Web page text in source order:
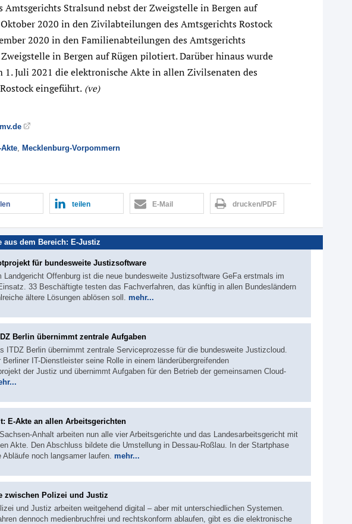
Stralsund nebst der Zweigstelle in Bergen auf
2020 in den Zivilabteilungen des Amtsgerichts Rostock
2020 in den Familienabteilungen des Amtsgerichts
in Bergen auf Rügen pilotiert. Darüber hinaus wurde
Juli 2021 die elektronische Akte in allen Zivilsenaten des
eingeführt. (ve)
Akte Mecklenburg-Vorpommern
teilen E-Mail drucken/PDF
aus dem Bereich: E-Justiz
für bundesweite Justizsoftware
Landgericht Offenburg ist die neue bundesweite Justizsoftware GeFa erstmals im
33 Beschäftigte testen das Fachverfahren, das künftig in allen Bundesländern
ältere Lösungen ablösen soll. mehr...
Berlin übernimmt zentrale Aufgaben
ITDZ Berlin übernimmt zentrale Serviceprozesse für die bundesweite Justizcloud.
Berliner IT-Dienstleister seine Rolle in einem länderübergreifenden
der Justiz und übernimmt Aufgaben für den Betrieb der gemeinsamen Cloud-
E-Akte an allen Arbeitsgerichten
Anhalt arbeiten nun alle vier Arbeitsgerichte und das Landesarbeitsgericht mit
Akte. Den Abschluss bildete die Umstellung in Dessau-Roßlau. In der Startphase
Abläufe noch langsamer laufen. mehr...
zwischen Polizei und Justiz
und Justiz arbeiten weitgehend digital – aber mit unterschiedlichen Systemen.
dennoch medienbruchfrei und rechtskonform ablaufen, gibt es die elektronische